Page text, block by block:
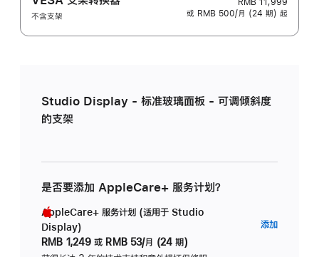
不含支架
RMB 11,999
或 RMB 500/月 (24 期) 起
Studio Display - 标准玻璃面板 - 可调倾斜度
的支架
是否要添加 AppleCare+ 服务计划？
AppleCare+ 服务计划 (适用于 Studio
Display)
RMB 1,249 或 RMB 53/月 (24 期)
添加